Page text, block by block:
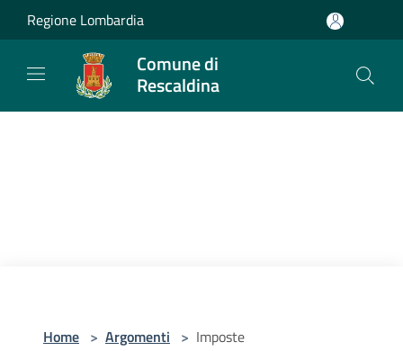
Salta al contenuto principale
Regione Lombardia
Comune di
Rescaldina
Home > Argomenti > Imposte